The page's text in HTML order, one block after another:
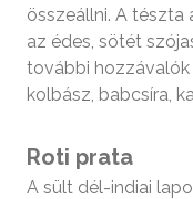
összeállni. A tészta
az édes, sötét
további hozzávalók
kolbász, babcsíra,
Roti prata
A sült dél-indiai